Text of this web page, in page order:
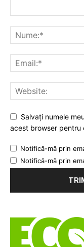
Salvați numele
acest browser pentru
Notifică-mă prin
Notifică-mă prin